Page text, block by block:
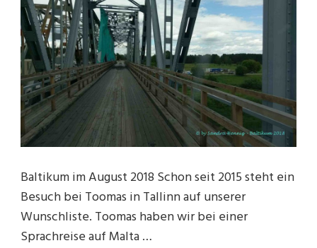
Baltikum im August 2018 Schon seit 2015 steht ein
Besuch bei Toomas in Tallinn auf unserer
Wunschliste. Toomas haben wir bei einer
Sprachreise auf Malta …